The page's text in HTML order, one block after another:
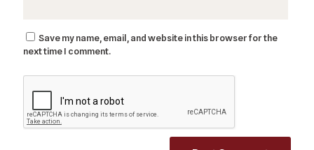
Save my name, email, and website in this browser for the
next time I comment.